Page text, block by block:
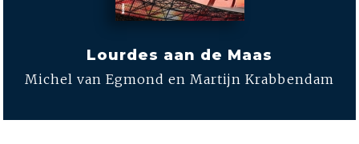
Lourdes aan de Maas
Michel van Egmond en Martijn Krabbendam